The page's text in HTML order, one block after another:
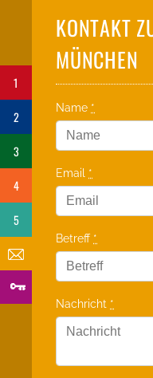
1
2
3
4
5
KONTAKT
MÜNCHEN
Name *
Email *
Betreff *
Nachricht *